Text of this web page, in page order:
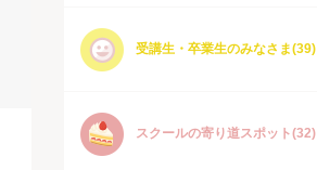
受講生・卒業生のみなさま(39)
スクールの寄り道スポット(32)